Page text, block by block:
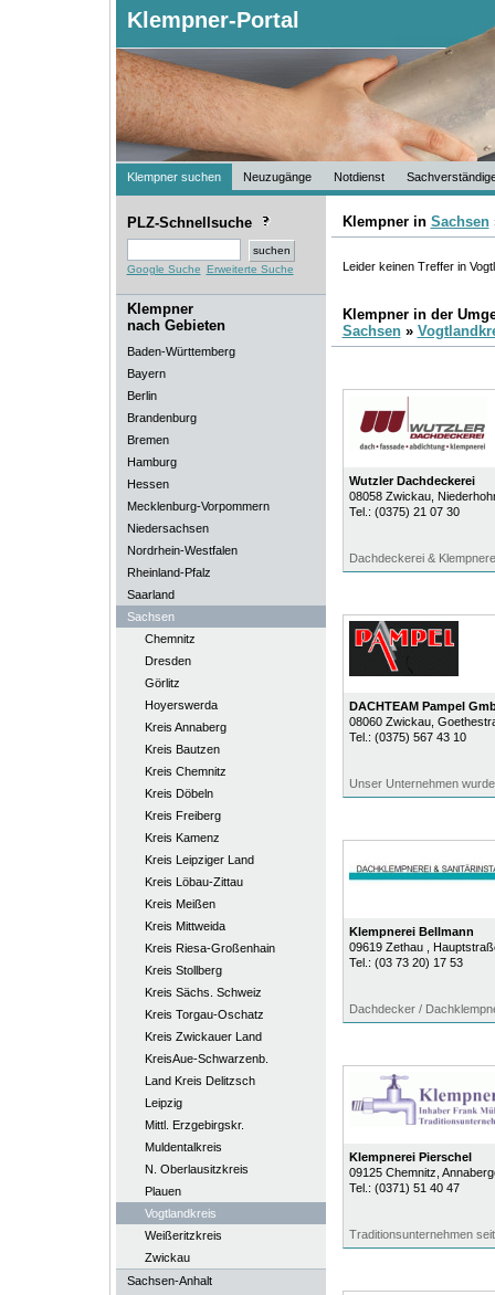
Klempner-Portal
Klempner suchen Neuzugänge Notdienst
PLZ-Schnellsuche
Google Suche Erweiterte Suche
Klempner
nach Gebieten
Baden-Württemberg
Bayern
Berlin
Brandenburg
Bremen
Hamburg
Hessen
Mecklenburg-Vorpommern
Niedersachsen
Nordrhein-Westfalen
Rheinland-Pfalz
Saarland
Sachsen
Chemnitz
Dresden
Görlitz
Hoyerswerda
Kreis Annaberg
Kreis Bautzen
Kreis Chemnitz
Kreis Döbeln
Kreis Freiberg
Kreis Kamenz
Kreis Leipziger Land
Kreis Löbau-Zittau
Kreis Meißen
Kreis Mittweida
Kreis Riesa-Großenhain
Kreis Stollberg
Kreis Sächs. Schweiz
Kreis Torgau-Oschatz
Kreis Zwickauer Land
KreisAue-Schwarzenb.
Land Kreis Delitzsch
Leipzig
Mittl. Erzgebirgskr.
Muldentalkreis
N. Oberlausitzkreis
Plauen
Vogtlandkreis
Weißeritzkreis
Zwickau
Sachsen-Anhalt
Klempner in Sachsen
Leider keinen Treffer in
Klempner in der
Sachsen»
Wutzler Dachdeckerei
08058 Zwickau,
Tel.: (0375) 21 07 30
Dachdeckerei &
DACHTEAM Pampel
08060 Zwickau,
Tel.: (0375) 567 43 10
Unser Unternehmen
Klempnerei Bellmann
09619 Zethau
,
Tel.: (03 73 20) 17 53
Dachdecker /
Klempnerei Pierschel
09125 Chemnitz ,
Tel.: (0371) 51 40 47
Traditionsunternehmen